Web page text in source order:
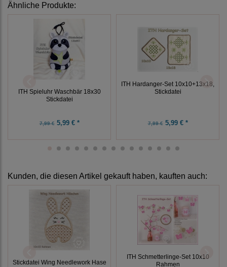
Ähnliche Produkte:
ITH Spieluhr Waschbär 18x30
Stickdatei
7,99 €5,99 € *
ITH Hardanger-Set 10x10+13x18,
Stickdatei
7,99 €5,99 € *
Kunden, die diesen Artikel gekauft haben, kauften auch:
Stickdatei Wing Needlework Hase
ITH Schmetterlinge-Set 10x10
Rahmen